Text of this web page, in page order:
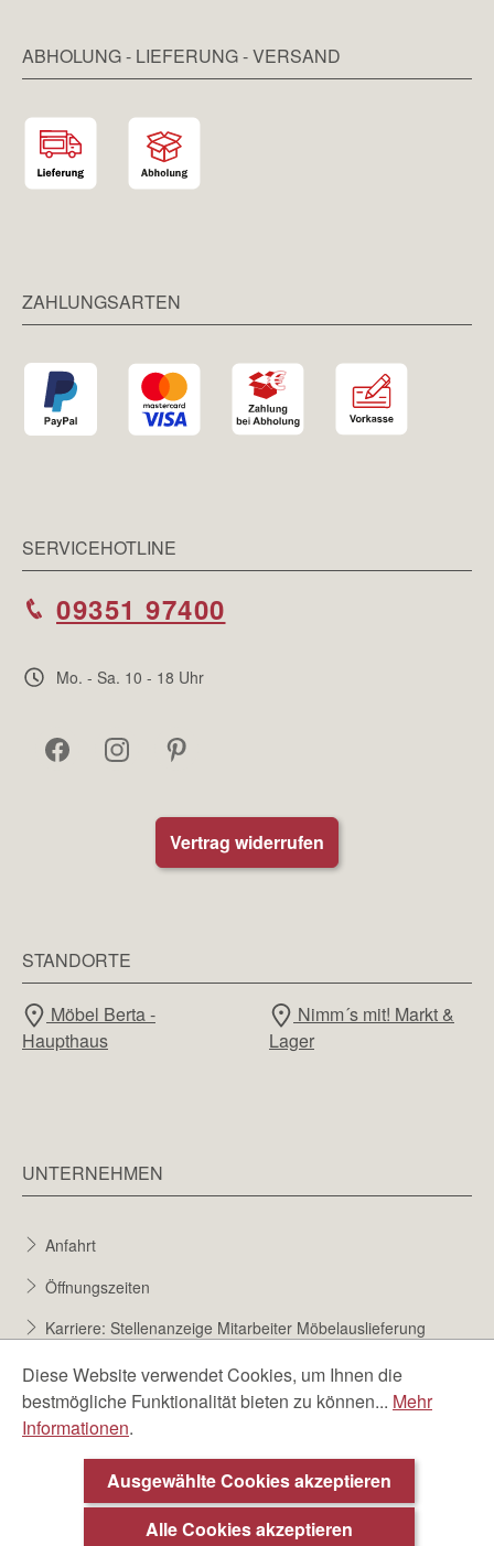
ABHOLUNG - LIEFERUNG - VERSAND
ZAHLUNGSARTEN
SERVICEHOTLINE
09351 97400
Mo. - Sa. 10 - 18 Uhr
Vertrag widerrufen
STANDORTE
Möbel Berta -
Haupthaus
Nimm´s mit! Markt &
Lager
UNTERNEHMEN
Anfahrt
Öffnungszeiten
Karriere: Stellenanzeige Mitarbeiter Möbelauslieferung
Karriere bei Möbel Berta
Bewerbungsformular
Diese Website verwendet Cookies, um Ihnen die
bestmögliche Funktionalität bieten zu können... Mehr
Informationen.
Ausgewählte Cookies akzeptieren
Alle Cookies akzeptieren